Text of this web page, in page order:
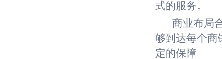
式的服务。
商业布局合
够到达每个商
定的保障